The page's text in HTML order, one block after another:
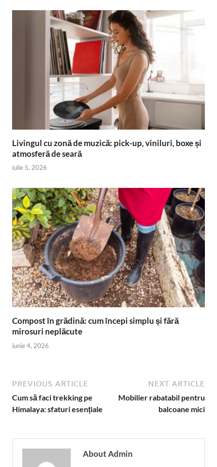
Livingul cu zonă de muzică: pick-up, viniluri, boxe și
atmosferă de seară
iulie 5, 2026
Compost în grădină: cum începi simplu și fără
mirosuri neplăcute
iunie 4, 2026
PREVIOUS ARTICLE
Cum să faci trekking pe
Himalaya: sfaturi esențiale
NEXT ARTICLE
Mobilier rabatabil pentru
balcoane mici
About Admin